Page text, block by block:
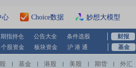
心 Choice数据 妙想大模型
期指持仓 公告大全 条件选股 财报
个股资金 板块资金 沪 港 通 基金
基金 港股 美股 期货 外汇